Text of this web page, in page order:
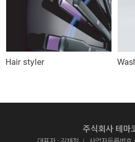
Hair styler
주식회사 테마